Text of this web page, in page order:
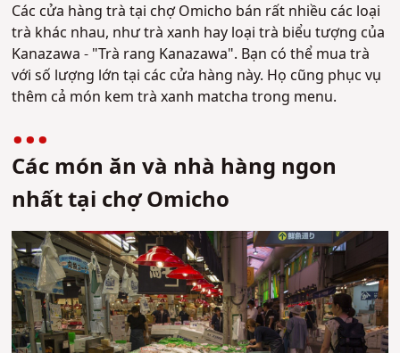
Các cửa hàng trà tại chợ Omicho bán rất nhiều các loại
trà khác nhau, như trà xanh hay loại trà biểu tượng của
Kanazawa - "Trà rang Kanazawa". Bạn có thể mua trà
với số lượng lớn tại các cửa hàng này. Họ cũng phục vụ
thêm cả món kem trà xanh matcha trong menu.
Các món ăn và nhà hàng ngon
nhất tại chợ Omicho